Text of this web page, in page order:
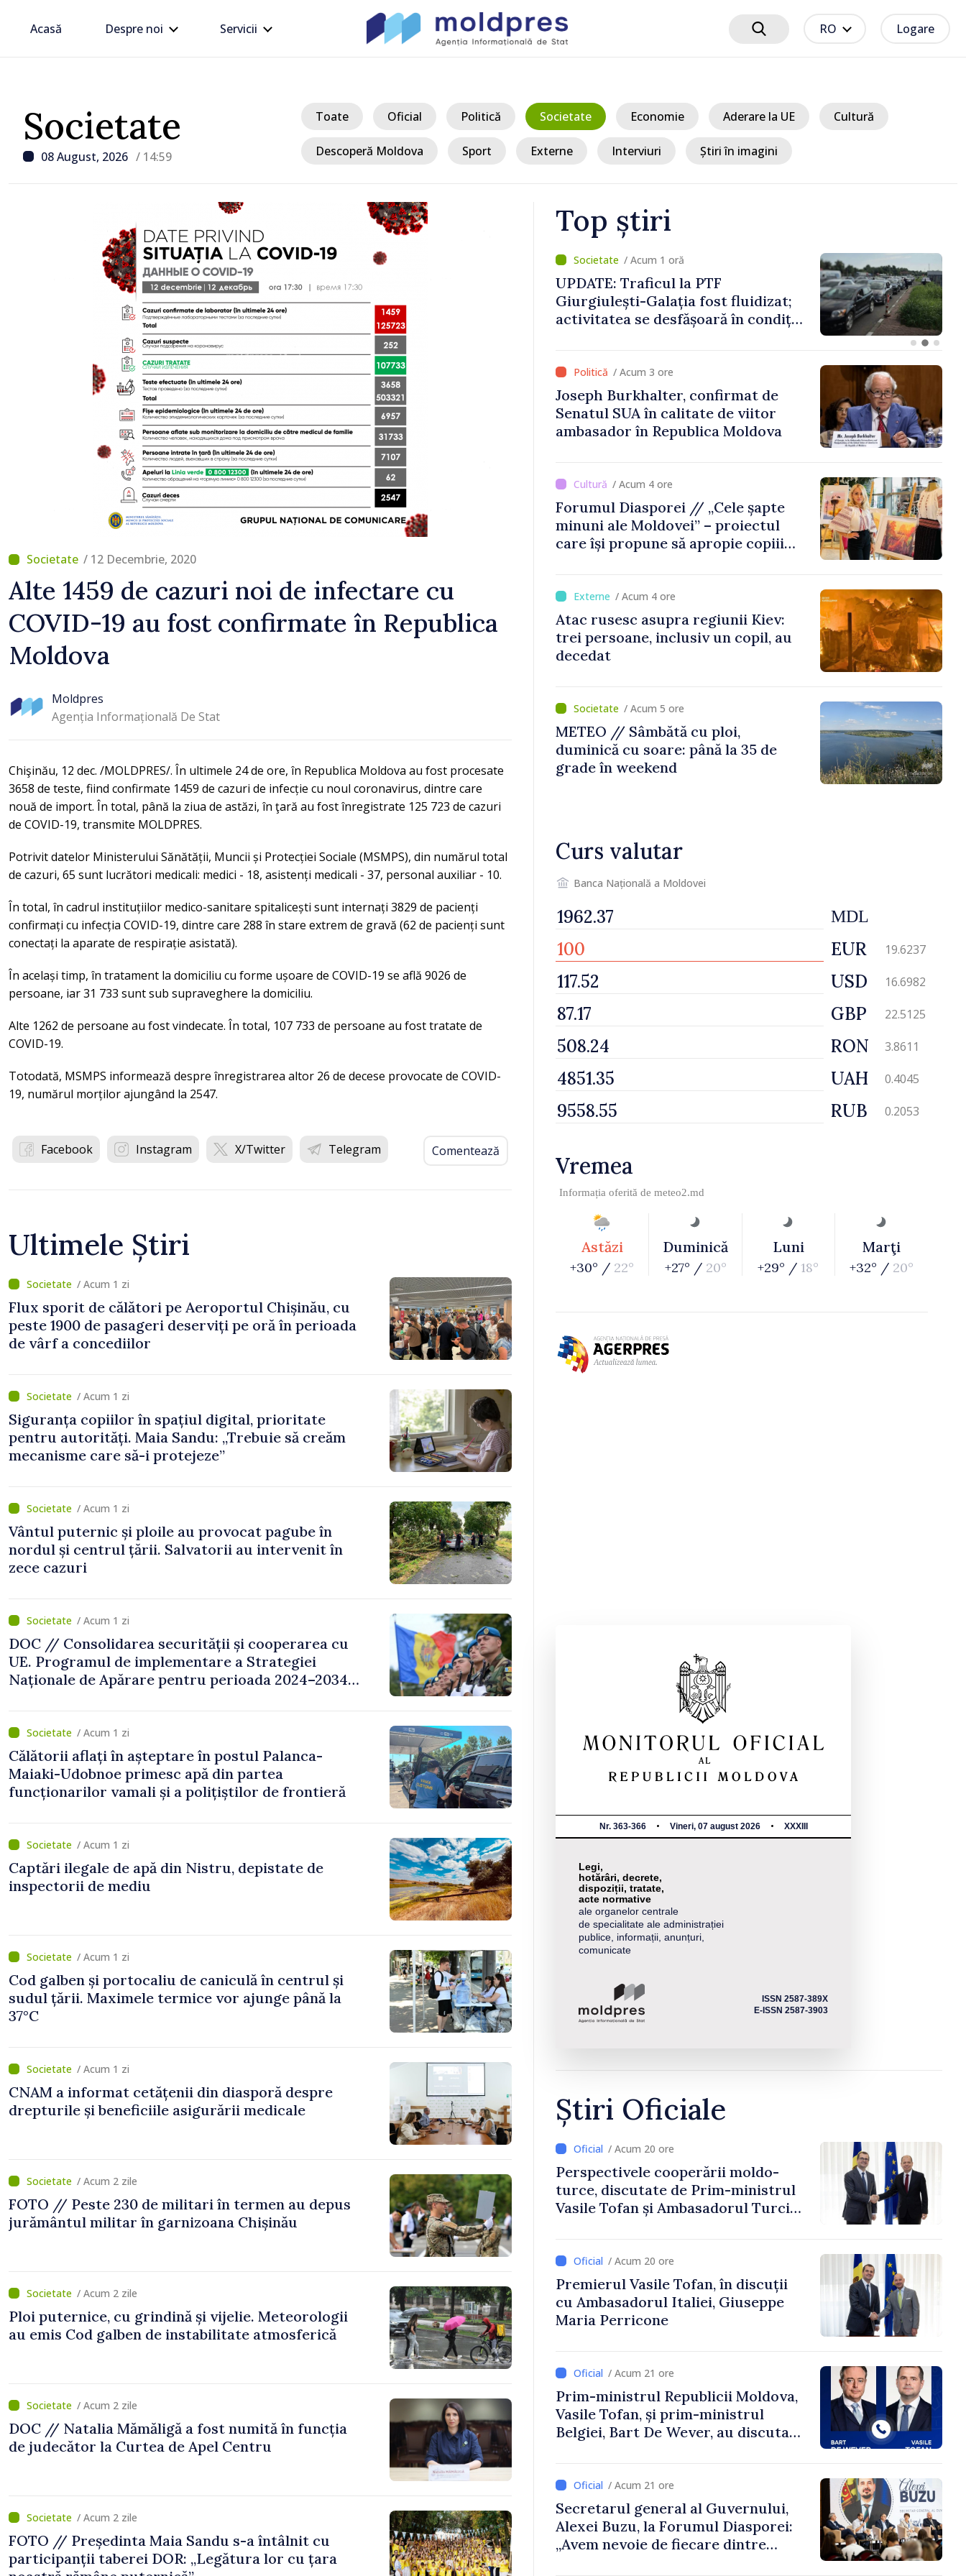
Acasă Despre noi Servicii RO Logare
Societate
08 August, 2026 / 14:59
Toate Oficial Politică Societate Economie Aderare la UE Cultură
Descoperă Moldova Sport Externe Interviuri Știri în imagini
/ 12 Decembrie, 2020
Alte 1459 de cazuri noi de infectare cu
COVID-19 au fost confirmate în Republica
Moldova
Moldpres
Agenția Informațională De Stat
Chişinău, 12 dec. /MOLDPRES/. În ultimele 24 de ore, în Republica Moldova au fost procesate
3658 de teste, fiind confirmate 1459 de cazuri de infecție cu noul coronavirus, dintre care
nouă de import. În total, până la ziua de astăzi, în ţară au fost înregistrate 125 723 de cazuri
de COVID-19, transmite MOLDPRES.
Potrivit datelor Ministerului Sănătății, Muncii și Protecției Sociale (MSMPS), din numărul total
de cazuri, 65 sunt lucrători medicali: medici - 18, asistenți medicali - 37, personal auxiliar - 10.
În total, în cadrul instituțiilor medico-sanitare spitalicești sunt internați 3829 de pacienți
confirmați cu infecția COVID-19, dintre care 288 în stare extrem de gravă (62 de pacienți sunt
conectați la aparate de respirație asistată).
În același timp, în tratament la domiciliu cu forme ușoare de COVID-19 se află 9026 de
persoane, iar 31 733 sunt sub supraveghere la domiciliu.
Alte 1262 de persoane au fost vindecate. În total, 107 733 de persoane au fost tratate de
COVID-19.
Totodată, MSMPS informează despre înregistrarea altor 26 de decese provocate de COVID-
19, numărul morților ajungând la 2547.
Facebook Instagram X/Twitter Telegram Comentează
Ultimele Știri
/ Acum 1 zi
Flux sporit de călători pe Aeroportul Chișinău, cu
peste 1900 de pasageri deserviți pe oră în perioada
de vârf a concediilor
/ Acum 1 zi
Siguranța copiilor în spațiul digital, prioritate
pentru autorități. Maia Sandu: „Trebuie să creăm
mecanisme care să-i protejeze”
/ Acum 1 zi
Vântul puternic și ploile au provocat pagube în
nordul și centrul țării. Salvatorii au intervenit în
zece cazuri
/ Acum 1 zi
DOC // Consolidarea securității și cooperarea cu
UE. Programul de implementare a Strategiei
Naționale de Apărare pentru perioada 2024–2034,
/ Acum 1 zi
Călătorii aflați în așteptare în postul Palanca-
Maiaki-Udobnoe primesc apă din partea
funcționarilor vamali și a polițiștilor de frontieră
/ Acum 1 zi
Captări ilegale de apă din Nistru, depistate de
inspectorii de mediu
/ Acum 1 zi
Cod galben și portocaliu de caniculă în centrul și
sudul țării. Maximele termice vor ajunge până la
37°C
/ Acum 1 zi
CNAM a informat cetățenii din diasporă despre
drepturile și beneficiile asigurării medicale
/ Acum 2 zile
FOTO // Peste 230 de militari în termen au depus
jurământul militar în garnizoana Chișinău
/ Acum 2 zile
Ploi puternice, cu grindină și vijelie. Meteorologii
au emis Cod galben de instabilitate atmosferică
/ Acum 2 zile
DOC // Natalia Mămăligă a fost numită în funcția
de judecător la Curtea de Apel Centru
/ Acum 2 zile
FOTO // Președinta Maia Sandu s-a întâlnit cu
participanții taberei DOR: „Legătura lor cu țara
Top știri
/ Acum 1 oră
UPDATE: Traficul la PTF
Giurgiulești-Galația fost fluidizat;
activitatea se desfășoară în condiții
normale
/ Acum 2 ore
Moldova sunt EU // Tamara
Șchiopu, antreprenoarea care
construiește punți între Marea
/ Acum 3 ore
Joseph Burkhalter, confirmat de
Senatul SUA în calitate de viitor
ambasador în Republica Moldova
/ Acum 4 ore
Forumul Diasporei // „Cele șapte
minuni ale Moldovei” – proiectul
care își propune să apropie copiii
/ Acum 4 ore
Atac rusesc asupra regiunii Kiev:
trei persoane, inclusiv un copil, au
decedat
/ Acum 5 ore
METEO // Sâmbătă cu ploi,
duminică cu soare: până la 35 de
grade în weekend
Curs valutar
Banca Națională a Moldovei
MDL
EUR 19.6237
USD 16.6982
GBP 22.5125
RON 3.8611
UAH 0.4045
RUB 0.2053
Vremea
Informația oferită de meteo2.md
Astăzi
+30° / 22°
Duminică
+27° / 20°
Luni
+29° / 18°
Marţi
+32° / 20°
Nr. 363-366 Vineri, 07 august 2026 XXXIII
Legi,
hotărâri, decrete,
dispoziții, tratate,
acte normative
ale organelor centrale
de specialitate ale administrației
publice, informații, anunțuri,
comunicate
ISSN 2587-389X
E-ISSN 2587-3903
Știri Oficiale
/ Acum 20 ore
Perspectivele cooperării moldo-
turce, discutate de Prim-ministrul
Vasile Tofan și Ambasadorul Turciei,
/ Acum 20 ore
Premierul Vasile Tofan, în discuții
cu Ambasadorul Italiei, Giuseppe
Maria Perricone
/ Acum 21 ore
Prim-ministrul Republicii Moldova,
Vasile Tofan, și prim-ministrul
Belgiei, Bart De Wever, au discutat
/ Acum 21 ore
Secretarul general al Guvernului,
Alexei Buzu, la Forumul Diasporei:
„Avem nevoie de fiecare dintre